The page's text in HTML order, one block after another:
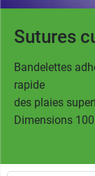
Sutures
Bandelettes
rapide
des plaies
Dimensions